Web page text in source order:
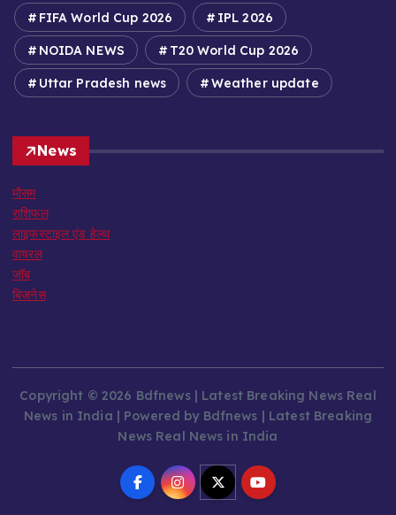
FIFA World Cup 2026 IPL 2026
NOIDA NEWS T20 World Cup 2026
Uttar Pradesh news Weather update
News
मौसम
राशिफल
लाइफस्टाइल एंड हेल्थ
वायरल
जॉब
बिजनेस
Copyright © 2026 Bdfnews | Latest Breaking News Real
News in India | Powered by Bdfnews | Latest Breaking
News Real News in India